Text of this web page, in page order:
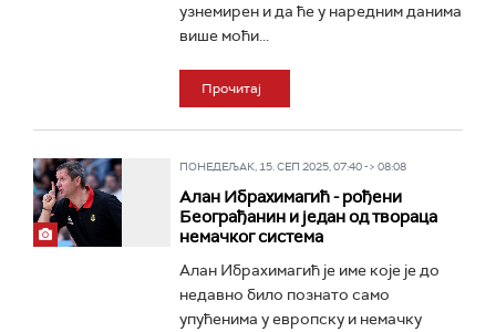
узнемирен и да ће у наредним данима
више моћи...
Прочитај
ПОНЕДЕЉАК, 15. СЕП 2025, 07:40 -> 08:08
Алан Ибрахимагић - рођени
Београђанин и један од твораца
немачког система
Алан Ибрахимагић је име које је до
недавно било познато само
упућенима у европску и немачку